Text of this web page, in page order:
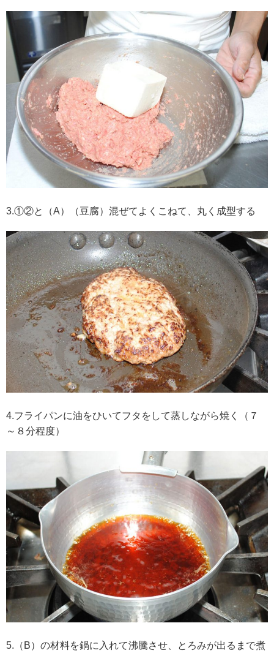
3.①②と（A）（豆腐）混ぜてよくこねて、丸く成型する
4.フライパンに油をひいてフタをして蒸しながら焼く（７
～８分程度）
5.（B）の材料を鍋に入れて沸騰させ、とろみが出るまで煮